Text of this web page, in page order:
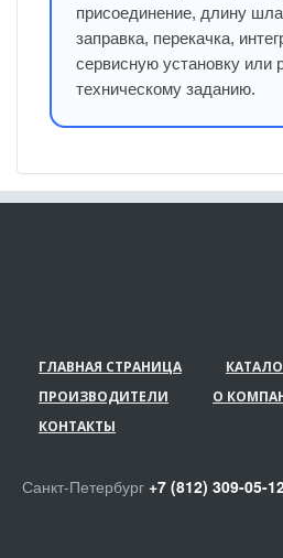
присоединение, длину
заправка, перекачка,
сервисную установку или
техническому заданию.
ГЛАВНАЯ СТРАНИЦА
ПРОИЗВОДИТЕЛИ
О
КОНТАКТЫ
Санкт-Петербург +7 (812) 309-05-